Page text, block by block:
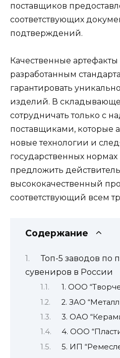
поставщиков
соответствующих
подтверждений.
Качественные
разработанным
гарантировать
изделий. В
сотрудничать только с
поставщиками, которые
новые технологии и
государственных
предложить
высококачественный
соответствующий всем
Содержание
Топ-5 заводов по
сувениров в России
1. ООО
2. ЗАО
3. ОАО
4. ООО
5. ИП